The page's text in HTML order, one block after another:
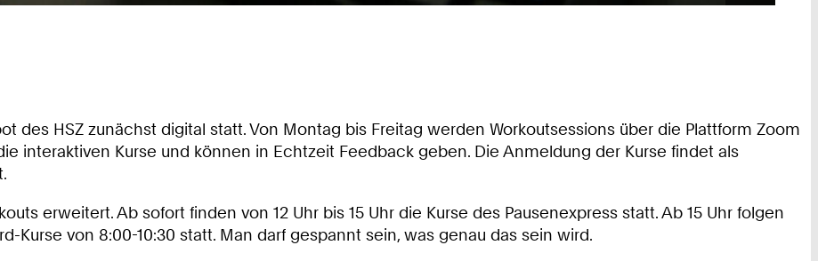
des HSZ zunächst digital statt. Von Montag bis Freitag werden Workoutsessions über die Plattform Zoom
interaktiven Kurse und können in Echtzeit Feedback geben. Die Anmeldung der Kurse findet als
erweitert. Ab sofort finden von 12 Uhr bis 15 Uhr die Kurse des Pausenexpress statt. Ab 15 Uhr folgen
Kurse von 8:00-10:30 statt. Man darf gespannt sein, was genau das sein wird.